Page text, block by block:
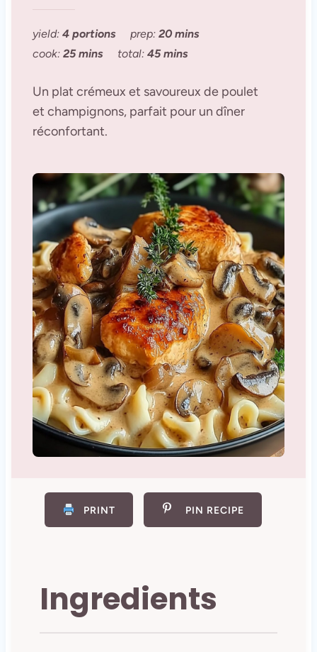
yield: 4 portions prep: 20 mins
cook: 25 mins total: 45 mins
Un plat crémeux et savoureux de poulet
et champignons, parfait pour un dîner
réconfortant.
PRINT PIN RECIPE
Ingredients